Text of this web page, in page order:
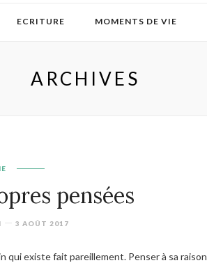
ECRITURE MOMENTS DE VIE
ARCHIVES
pensées
3 AOÛT 2017
qui existe fait pareillement. Penser à sa raison